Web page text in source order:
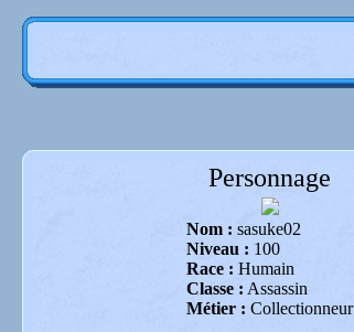
Personnage
Nom : sasuke02
Niveau : 100
Race : Humain
Classe : Assassin
Métier : Collectionneur